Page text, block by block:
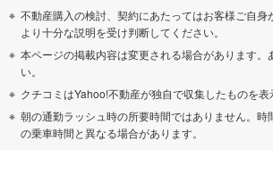
不動産購入の検討、契約にあたってはお客様ご自身
より十分な説明を受け判断してください。
本ページの掲載内容は変更される場合があります。
い。
クチコミはYahoo!不動産が独自で収集したものを表
朝の通勤ラッシュ時の所要時間ではありません。時
の乗車時間と異なる場合があります。